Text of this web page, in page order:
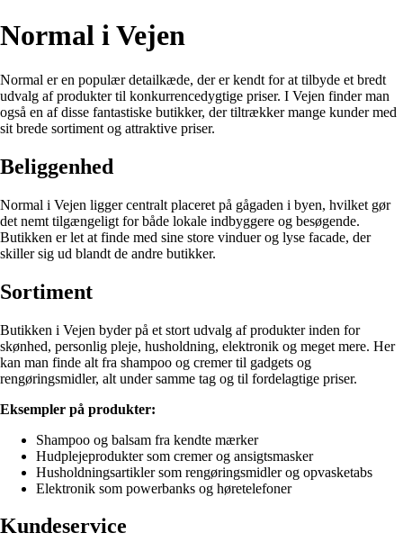
Normal i Vejen
Normal er en populær detailkæde, der er kendt for at tilbyde et bredt
udvalg af produkter til konkurrencedygtige priser. I Vejen finder man
også en af disse fantastiske butikker, der tiltrækker mange kunder med
sit brede sortiment og attraktive priser.
Beliggenhed
Normal i Vejen ligger centralt placeret på gågaden i byen, hvilket gør
det nemt tilgængeligt for både lokale indbyggere og besøgende.
Butikken er let at finde med sine store vinduer og lyse facade, der
skiller sig ud blandt de andre butikker.
Sortiment
Butikken i Vejen byder på et stort udvalg af produkter inden for
skønhed, personlig pleje, husholdning, elektronik og meget mere. Her
kan man finde alt fra shampoo og cremer til gadgets og
rengøringsmidler, alt under samme tag og til fordelagtige priser.
Eksempler på produkter:
Shampoo og balsam fra kendte mærker
Hudplejeprodukter som cremer og ansigtsmasker
Husholdningsartikler som rengøringsmidler og opvasketabs
Elektronik som powerbanks og høretelefoner
Kundeservice